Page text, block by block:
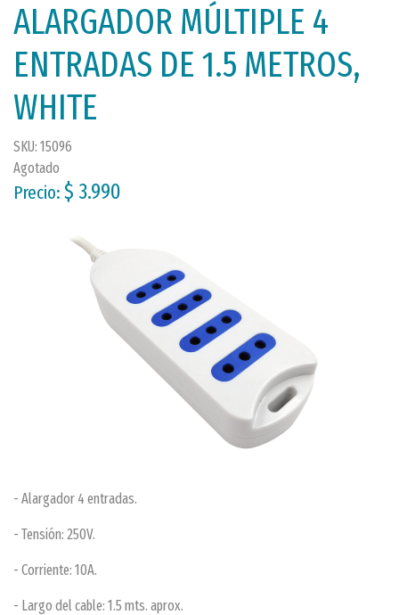
ALARGADOR MÚLTIPLE 4
ENTRADAS DE 1.5 METROS,
WHITE
SKU: 15096
Agotado
Precio: $ 3.990
- Alargador 4 entradas.
- Tensión: 250V.
- Corriente: 10A.
- Largo del cable: 1.5 mts. aprox.